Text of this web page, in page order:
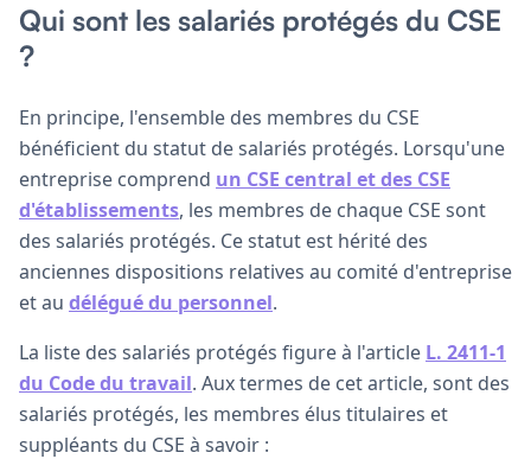
Qui sont les salariés protégés du CSE
?
En principe, l'ensemble des membres du CSE
bénéficient du statut de salariés protégés. Lorsqu'une
entreprise comprend un CSE central et des CSE
d'établissements, les membres de chaque CSE sont
des salariés protégés. Ce statut est hérité des
anciennes dispositions relatives au comité d'entreprise
et au délégué du personnel.
La liste des salariés protégés figure à l'article L. 2411-1
du Code du travail. Aux termes de cet article, sont des
salariés protégés, les membres élus titulaires et
suppléants du CSE à savoir :